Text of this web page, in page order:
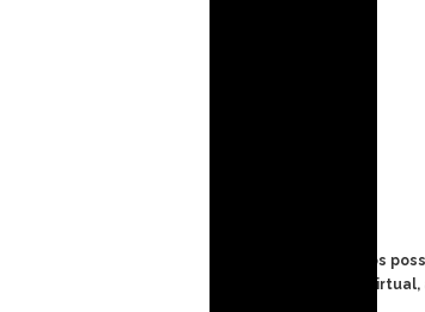
Obs: Todos os vestidos
medidas e provador